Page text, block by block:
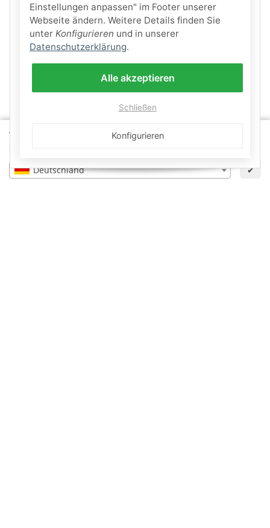
Wähle dein Lieferland, um Preise und Artikel für deinen
Standort zu sehen.
Deutschland ✔
Einstellungen anpassen" im Footer unserer
Webseite ändern. Weitere Details finden Sie
unter Konfigurieren und in unserer
Datenschutzerklärung.
Alle akzeptieren
Schließen
Konfigurieren